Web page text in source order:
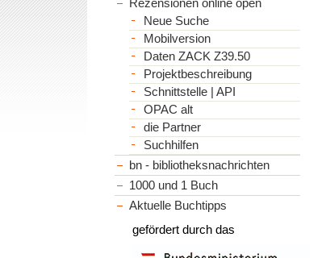
Neue Suche
Mobilversion
Daten ZACK Z39.50
Projektbeschreibung
Schnittstelle | API
OPAC alt
die Partner
Suchhilfen
bn - bibliotheksnachrichten
1000 und 1 Buch
Aktuelle Buchtipps
gefördert durch das